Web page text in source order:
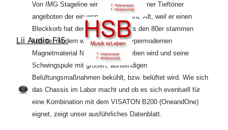
Lii Audio F15
Von IMG Stageline wird ein hochmoderner Tieftöner
angeboten der ein wenig alt aussieht. Alt, weil er einen
Bleckkorb hat der stylingmäßig aus den 80er stammen
könnte, modern weil er mit dem hypermodernen
Magnetmaterial NEODYM angetrieben wird und seine
Schwingspule mit großen, aufwendigen
Belüftungsmaßnahmen bekühlt, bzw. belüftet wird. Wie sich
das Chassis im Labor macht und ob es sich eventuell für
eine Kombination mit dem VISATON B200 (OneandOne)
eignet, zeigt unser ausführliches Datenblatt.